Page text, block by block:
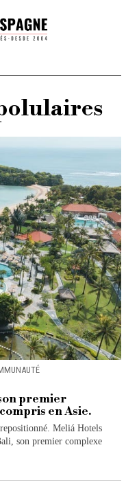
premier
en Asie.
Meliá Hotels
son premier complexe